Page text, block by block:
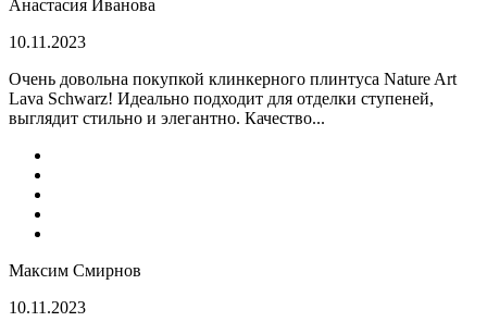
Анастасия Иванова
10.11.2023
Очень довольна покупкой клинкерного плинтуса Nature Art
Lava Schwarz! Идеально подходит для отделки ступеней,
выглядит стильно и элегантно. Качество...
Максим Смирнов
10.11.2023